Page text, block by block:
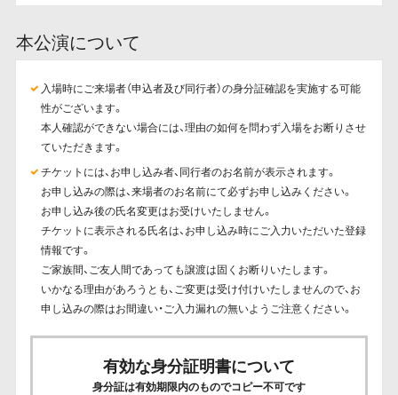
本公演について
入場時にご来場者（申込者及び同行者）の身分証確認を実施する可能
性がございます。
本人確認ができない場合には、理由の如何を問わず入場をお断りさせ
ていただきます。
チケットには、お申し込み者、同行者のお名前が表示されます。
お申し込みの際は、来場者のお名前にて必ずお申し込みください。
お申し込み後の氏名変更はお受けいたしません。
チケットに表示される氏名は、お申し込み時にご入力いただいた登録
情報です。
ご家族間、ご友人間であっても譲渡は固くお断りいたします。
いかなる理由があろうとも、ご変更は受け付けいたしませんので、お
申し込みの際はお間違い・ご入力漏れの無いようご注意ください。
有効な身分証明書について
身分証は有効期限内のものでコピー不可です